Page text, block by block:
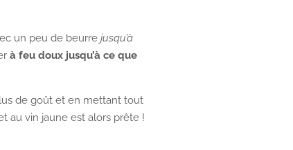
un peu de beurre jusqu’à
à feu doux jusqu’à ce que
de goût et en mettant tout
au vin jaune est alors prête !